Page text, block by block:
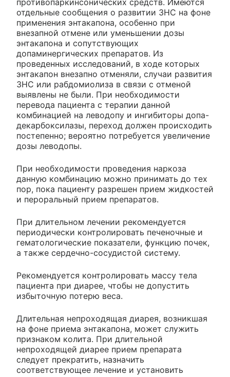
противопаркинсонических средств. Имеются
отдельные сообщения о развитии ЗНС на фоне
применения энтакапона, особенно при
внезапной отмене или уменьшении дозы
энтакапона и сопутствующих
допаминергических препаратов. Из
проведенных исследований, в ходе которых
энтакапон внезапно отменяли, случаи развития
ЗНС или рабдомиолиза в связи с отменой
выявлены не были. При необходимости
перевода пациента с терапии данной
комбинацией на леводопу и ингибиторы допа-
декарбоксилазы, переход должен происходить
постепенно; вероятно потребуется увеличение
дозы леводопы.
При необходимости проведения наркоза
данную комбинацию можно принимать до тех
пор, пока пациенту разрешен прием жидкостей
и пероральный прием препаратов.
При длительном лечении рекомендуется
периодически контролировать печеночные и
гематологические показатели, функцию почек,
а также сердечно-сосудистой систему.
Рекомендуется контролировать массу тела
пациента при диарее, чтобы не допустить
избыточную потерю веса.
Длительная непроходящая диарея, возникшая
на фоне приема энтакапона, может служить
признаком колита. При длительной
непроходящей диарее прием препарата
следует прекратить, назначить
соответствующее лечение и установить